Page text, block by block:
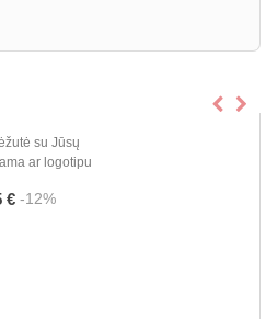
su Jūsų
ar logotipu
€ -12%